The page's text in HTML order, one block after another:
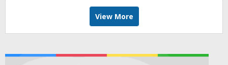
View More